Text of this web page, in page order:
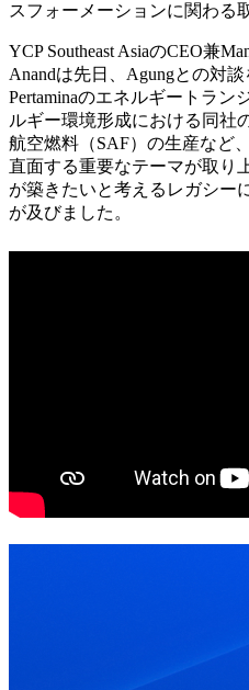
スフォーメーションに関わる
YCP Southeast AsiaのCEO兼
Anandは先日、Agungとの対
Pertaminaのエネルギートラ
ルギー環境形成における同社
航空燃料（SAF）の生産など
直面する重要なテーマが取り
が築きたいと考えるレガシー
が及びました。